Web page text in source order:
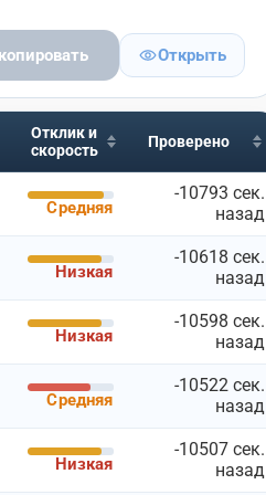
Открыть
И ПОРТЫ
Включая Исключая
порты
порт
Отклик и
скорость
Проверено
Средняя
-10793 сек.
назад
Низкая
-10618 сек.
назад
Низкая
-10598 сек.
назад
Средняя
-10522 сек.
назад
Низкая
-10507 сек.
назад